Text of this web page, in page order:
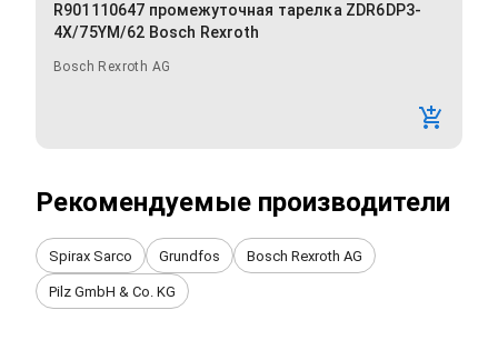
R901110647 промежуточная тарелка ZDR6DP3-
4X/75YM/62 Bosch Rexroth
Bosch Rexroth AG
Рекомендуемые производители
Spirax Sarco Grundfos Bosch Rexroth AG
Pilz GmbH & Co. KG